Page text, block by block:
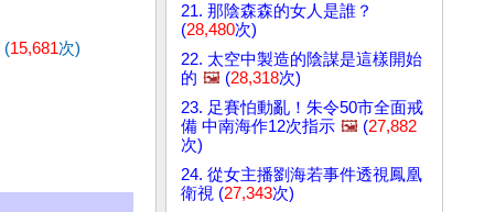
(15,681次)
21. 那陰森森的女人是誰？
(28,480次)
22. 太空中製造的陰謀是這樣開始
的 🖼️ (28,318次)
23. 足賽怕動亂！朱令50市全面戒
備 中南海作12次指示 🖼️ (27,882
次)
24. 從女主播劉海若事件透視鳳凰
衛視 (27,343次)